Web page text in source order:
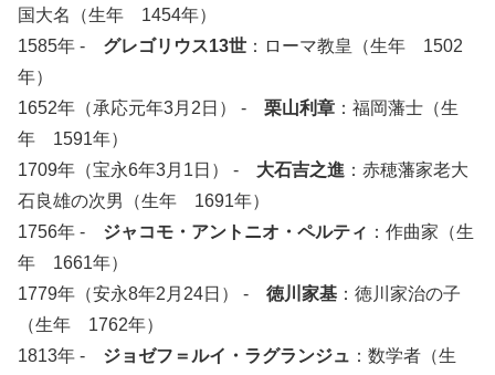
国大名（生年 1454年）
1585年 - グレゴリウス13世 ：ローマ教皇（生年 1502
年）
1652年（承応元年3月2日） - 栗山利章 ：福岡藩士（生
年 1591年）
1709年（宝永6年3月1日） - 大石吉之進 ：赤穂藩家老大
石良雄の次男（生年 1691年）
1756年 - ジャコモ・アントニオ・ペルティ ：作曲家（生
年 1661年）
1779年（安永8年2月24日） - 徳川家基 ：徳川家治の子
（生年 1762年）
1813年 - ジョゼフ＝ルイ・ラグランジュ ：数学者（生